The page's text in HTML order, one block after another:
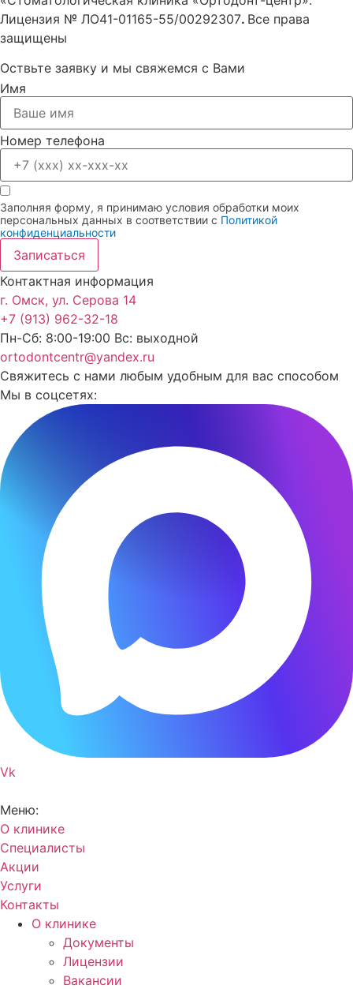
Лицензия № ЛО41-01165-55/00292307. Все права
защищены
Оствьте заявку и мы свяжемся с Вами
Имя
Номер телефона
Заполняя форму, я принимаю условия обработки моих
персональных данных в соответствии с Политикой
конфиденциальности
Записаться
Контактная информация
г. Омск, ул. Серова 14
+7 (913) 962-32-18
Пн-Сб: 8:00-19:00 Вс: выходной
ortodontcentr@yandex.ru
Свяжитесь с нами любым удобным для вас способом
Мы в соцсетях:
Vk
Меню:
О клинике
Специалисты
Акции
Услуги
Контакты
О клинике
Документы
Лицензии
Вакансии